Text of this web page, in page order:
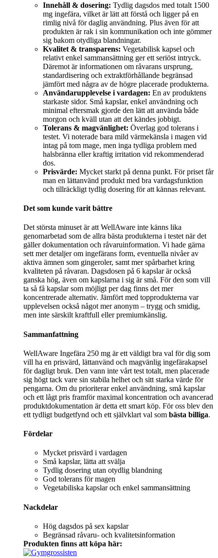
Innehåll & dosering: Tydlig dagsdos med totalt 1500
mg ingefära, vilket är lätt att förstå och ligger på en
rimlig nivå för daglig användning. Plus även för att
produkten är rak i sin kommunikation och inte gömmer
sig bakom otydliga blandningar.
Kvalitet & transparens: Vegetabilisk kapsel och
relativt enkel sammansättning ger ett seriöst intryck.
Däremot är informationen om råvarans ursprung,
standardisering och extraktförhållande begränsad
jämfört med några av de högre placerade produkterna.
Användarupplevelse i vardagen: En av produktens
starkaste sidor. Små kapslar, enkel användning och
minimal eftersmak gjorde den lätt att använda både
morgon och kväll utan att det kändes jobbigt.
Tolerans & magvänlighet: Överlag god tolerans i
testet. Vi noterade bara mild värmekänsla i magen vid
intag på tom mage, men inga tydliga problem med
halsbränna eller kraftig irritation vid rekommenderad
dos.
Prisvärde: Mycket starkt på denna punkt. För priset får
man en lättanvänd produkt med bra vardagsfunktion
och tillräckligt tydlig dosering för att kännas relevant.
Det som kunde varit bättre
Det största minuset är att WellAware inte känns lika
genomarbetad som de allra bästa produkterna i testet när det
gäller dokumentation och råvaruinformation. Vi hade gärna
sett mer detaljer om ingefärans form, eventuella nivåer av
aktiva ämnen som gingeroler, samt mer spårbarhet kring
kvaliteten på råvaran. Dagsdosen på 6 kapslar är också
ganska hög, även om kapslarna i sig är små. För den som vill
ta så få kapslar som möjligt per dag finns det mer
koncentrerade alternativ. Jämfört med topprodukterna var
upplevelsen också något mer anonym – trygg och smidig,
men inte särskilt kraftfull eller premiumkänslig.
Sammanfattning
WellAware Ingefära 250 mg är ett väldigt bra val för dig som
vill ha en prisvärd, lättanvänd och magvänlig ingefärakapsel
för dagligt bruk. Den vann inte vårt test totalt, men placerade
sig högt tack vare sin stabila helhet och sitt starka värde för
pengarna. Om du prioriterar enkel användning, små kapslar
och ett lågt pris framför maximal koncentration och avancerad
produktdokumentation är detta ett smart köp. För oss blev den
ett tydligt budgetfynd och ett självklart val som bästa billiga.
Fördelar
Mycket prisvärd i vardagen
Små kapslar, lätta att svälja
Tydlig dosering utan otydlig blandning
God tolerans för magen
Vegetabiliska kapslar och enkel sammansättning
Nackdelar
Hög dagsdos på sex kapslar
Begränsad råvaru- och kvalitetsinformation
Produkten finns att köpa här: